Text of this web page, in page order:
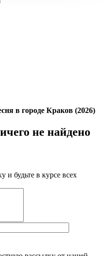
в городе Краков (2026)
не найдено
будьте в курсе всех